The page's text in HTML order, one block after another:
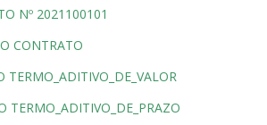
Nº 2021100101
CONTRATO
TERMO_ADITIVO_DE_VALOR
TERMO_ADITIVO_DE_PRAZO